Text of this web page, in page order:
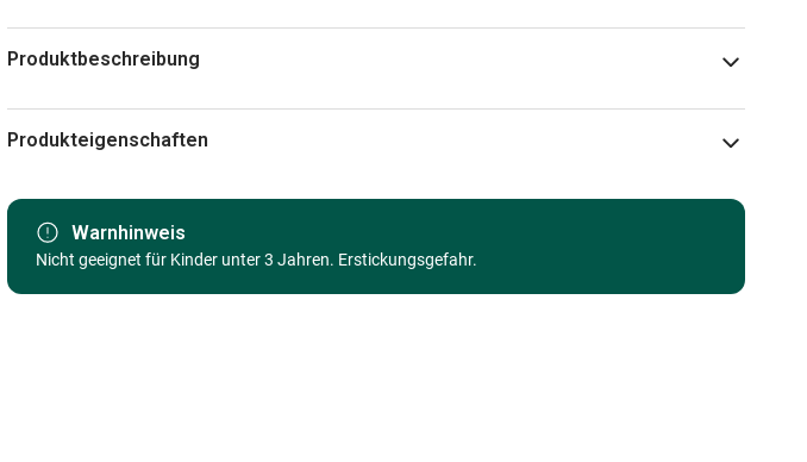
Produktbeschreibung
Geno Peoples / artlicensing.com
Produkteigenschaften
Kategorie
Puzzle für Erwachsene (500 bis 48000 Teile)
Warnhinweis
Nicht geeignet für Kinder unter 3 Jahren. Erstickungsgefahr.